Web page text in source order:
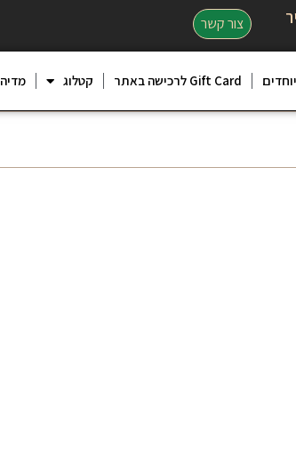
צור קשר
Gift Card לרכישה באתר קטלוג מדיה